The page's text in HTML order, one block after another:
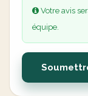
Votre avis
équipe.